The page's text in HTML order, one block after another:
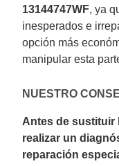
13144747WF, ya
inesperados e
opción más
manipular esta
NUESTRO
Antes de sustituir
realizar un
reparación